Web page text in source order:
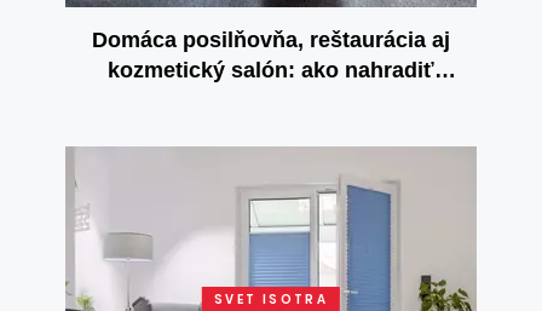
Domáca posilňovňa, reštaurácia aj
kozmetický salón: ako nahradiť
SVET ISOTRA